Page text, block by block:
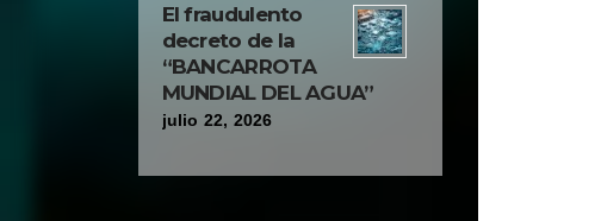
El fraudulento
decreto de la
“BANCARROTA
MUNDIAL DEL AGUA”
julio 22, 2026